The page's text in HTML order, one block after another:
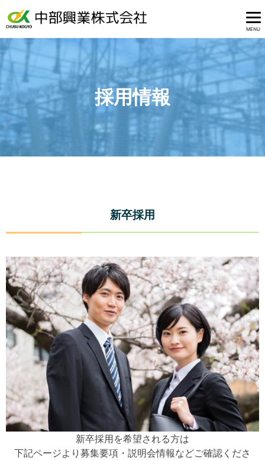
MENU
採用情報
新卒採用
新卒採用を希望される方は
下記ページより募集要項・説明会情報などご確認くださ